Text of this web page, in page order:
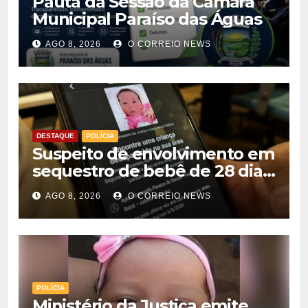
Municipal Paraíso das Águas
AGO 8, 2026 O CORREIO NEWS
DESTAQUE POLÍCIA
Suspeito de envolvimento em
sequestro de bebê de 28 dias
é preso na Capital
AGO 8, 2026 O CORREIO NEWS
POLÍCIA